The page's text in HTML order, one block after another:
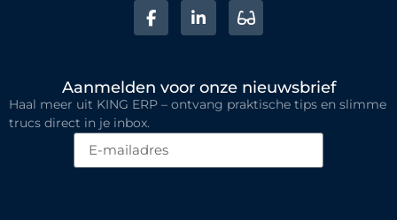
Aanmelden voor onze nieuwsbrief
Haal meer uit KING ERP – ontvang praktische tips en slimme
trucs direct in je inbox.